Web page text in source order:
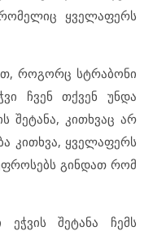
ყველაფერს
როგორც სტრაბონი
ჩვენ თქვენ უნდა
შეტანა, კითხვაც არ
კითხვა, ყველაფერს
გინდათ რომ
ეჭვის შეტანა ჩემს